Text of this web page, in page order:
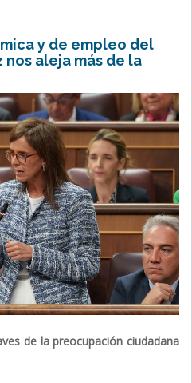
y de empleo del
aleja más de la
de la preocupación ciudadana